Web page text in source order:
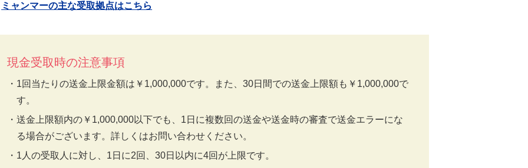
ミャンマーの主な受取拠点はこちら
現金受取時の注意事項
1回当たりの送金上限金額は￥1,000,000です。また、30日間での送金上限額も￥1,000,000で
す。
送金上限額内の￥1,000,000以下でも、1日に複数回の送金や送金時の審査で送金エラーにな
る場合がございます。詳しくはお問い合わせください。
1人の受取人に対し、1日に2回、30日以内に4回が上限です。